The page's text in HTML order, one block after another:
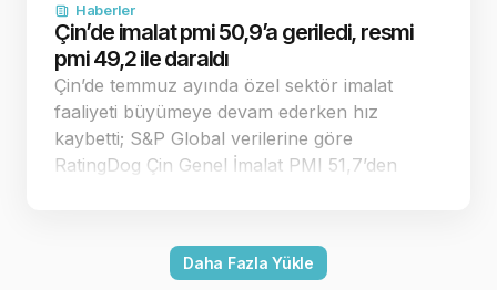
Haberler
Çin’de imalat pmi 50,9’a geriledi, resmi
pmi 49,2 ile daraldı
Çin’de temmuz ayında özel sektör imalat
faaliyeti büyümeye devam ederken hız
kaybetti; S&P Global verilerine göre
RatingDog Çin Genel İmalat PMI 51,7’den
döndü. Çin’in özel sektör imalat pmi
temmuzda 50,9’a…Daha Fazla Yükle